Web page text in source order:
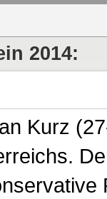
2014:
Kurz